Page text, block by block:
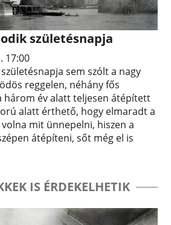
születésnapja
17:00
sem szólt a nagy
reggelen, néhány fős
három év alatt teljesen átépített
alatt érthető, hogy elmaradt a
mit ünnepelni, hiszen a
átépíteni, sőt még el is
IS ÉRDEKELHETIK